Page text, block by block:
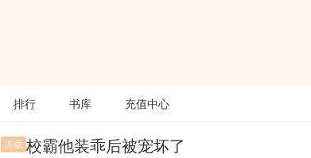
排行 书库 充值中心
连载 校霸他装乖后被宠坏了